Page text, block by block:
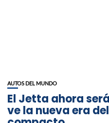
AUTOS DEL MUNDO
El Jetta ahora
ve la nueva era